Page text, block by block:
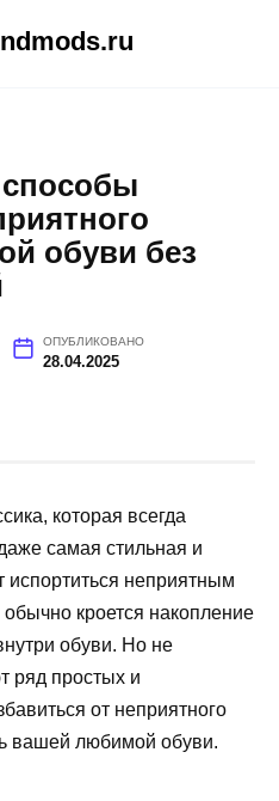
обуви без
ОПУБЛИКОВАНО
28.04.2025
которая всегда
самая стильная и
испортиться неприятным
кроется накопление
обуви. Но не
ряд простых и
от неприятного
вашей любимой обуви.